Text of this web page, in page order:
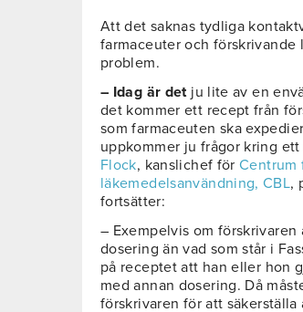
Att det saknas tydliga
farmaceuter och förskrivande
problem.
– Idag är detju lite av en
det kommer ett recept från
som farmaceuten ska
uppkommer ju frågor kring
Flock, kanslichef förCentrum
läkemedelsanvändning, CBL,
fortsätter:
– Exempelvis om förskrivaren
dosering än vad som står i
på receptet att han eller hon
med annan dosering. Då
förskrivaren för att